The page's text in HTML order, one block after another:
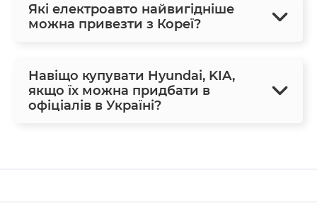
Які електроавто найвигідніше
можна привезти з Кореї?
Навіщо купувати Hyundai, KIA,
якщо їх можна придбати в
офіціалів в Україні?